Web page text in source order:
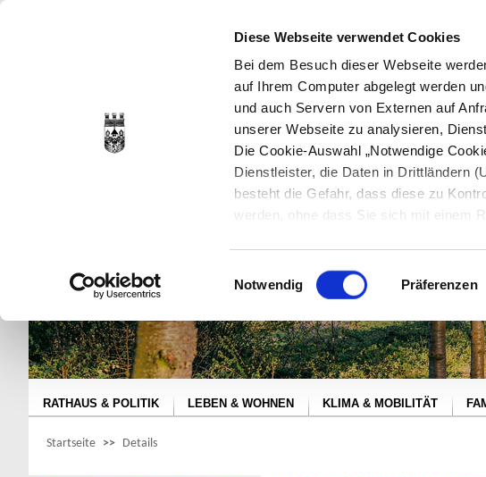
Diese Webseite verwendet Cookies
Bei dem Besuch dieser Webseite
auf Ihrem Computer abgelegt werden
und auch Servern von Externen auf
unserer Webseite zu analysieren,
Die Cookie-Auswahl „Notwendige
Dienstleister, die Daten in Drittländern
besteht die Gefahr, dass diese zu
werden, ohne dass Sie sich mit einem
Datenschutzerklärung
entnehmen.
jederzeit mit Wirkung für die Zukunft
Einwilligungsauswahl
Notwendig Präferenzen
STARTSEITE
RATHAUS & POLITIK LEBEN & WOHNEN KLIMA & MOBILITÄT
Startseite >> Details